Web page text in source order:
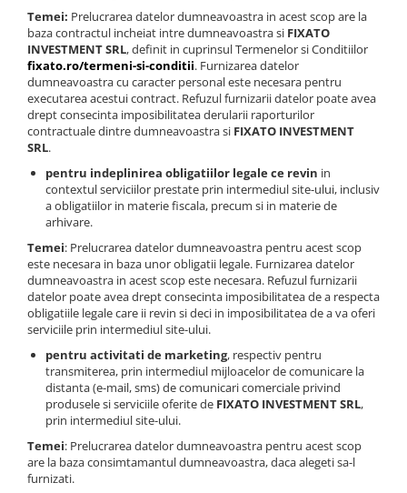
Temei: Prelucrarea datelor dumneavoastra in acest scop are la
baza contractul incheiat intre dumneavoastra si FIXATO
INVESTMENT SRL, definit in cuprinsul Termenelor si Conditiilor
fixato.ro/termeni-si-conditii. Furnizarea datelor
dumneavoastra cu caracter personal este necesara pentru
executarea acestui contract. Refuzul furnizarii datelor poate avea
drept consecinta imposibilitatea derularii raporturilor
contractuale dintre dumneavoastra si FIXATO INVESTMENT
SRL.
pentru indeplinirea obligatiilor legale ce revin in
contextul serviciilor prestate prin intermediul site-ului, inclusiv
a obligatiilor in materie fiscala, precum si in materie de
arhivare.
Temei: Prelucrarea datelor dumneavoastra pentru acest scop
este necesara in baza unor obligatii legale. Furnizarea datelor
dumneavoastra in acest scop este necesara. Refuzul furnizarii
datelor poate avea drept consecinta imposibilitatea de a respecta
obligatiile legale care ii revin si deci in imposibilitatea de a va oferi
serviciile prin intermediul site-ului.
pentru activitati de marketing, respectiv pentru
transmiterea, prin intermediul mijloacelor de comunicare la
distanta (e-mail, sms) de comunicari comerciale privind
produsele si serviciile oferite de FIXATO INVESTMENT SRL,
prin intermediul site-ului.
Temei: Prelucrarea datelor dumneavoastra pentru acest scop
are la baza consimtamantul dumneavoastra, daca alegeti sa-l
furnizati.